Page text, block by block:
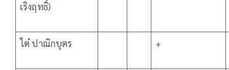
เริงฤทธิ์)
ไต๋ ปาณิกบุตร +